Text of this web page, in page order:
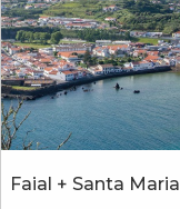
Faial + Santa Maria